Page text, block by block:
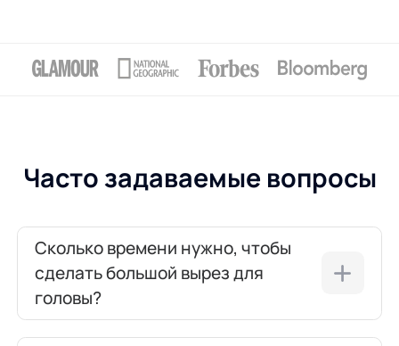
Часто задаваемые вопросы
Сколько времени нужно, чтобы
сделать большой вырез для
головы?